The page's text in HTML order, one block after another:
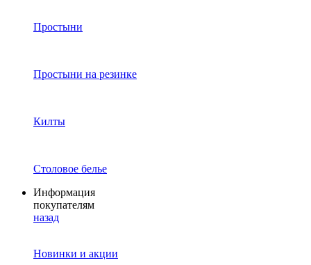
Простыни
Простыни на резинке
Килты
Столовое белье
Информация
покупателям
назад
Новинки и акции